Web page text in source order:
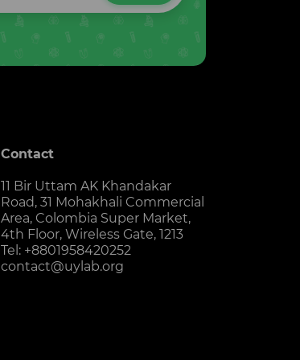
Contact
11 Bir Uttam AK Khandakar
Road, 31 Mohakhali Commercial
Area, Colombia Super Market,
4th Floor, Wireless Gate, 1213
Tel: +8801958420252
contact@uylab.org